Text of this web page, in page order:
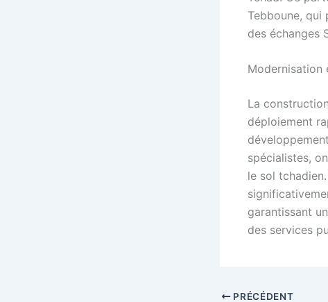
Tebboune,
des échanges
Modernisation
La
déploiement
spécialistes,
le sol
garantissant
des services
PRÉCÉDENT